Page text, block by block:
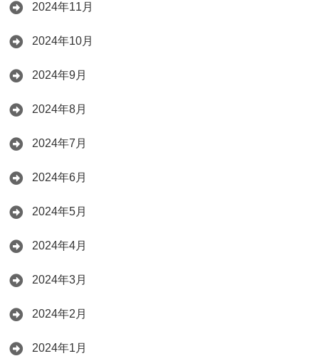
2024年11月
2024年10月
2024年9月
2024年8月
2024年7月
2024年6月
2024年5月
2024年4月
2024年3月
2024年2月
2024年1月